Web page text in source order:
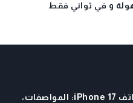
و في ثواني فقط
مراجعة شاملة لهاتف iPhone 17: المواصفات،